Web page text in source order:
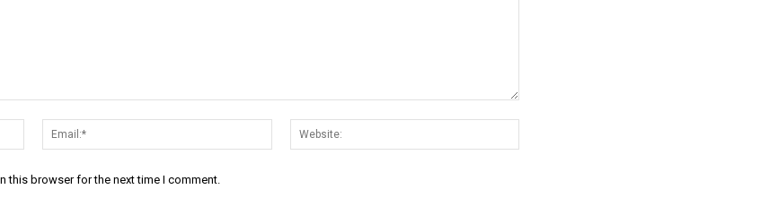
Name:*
Email:*
this browser for the next time I comment.